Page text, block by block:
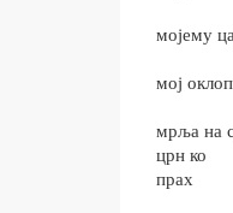
мојему
мој
мрља на
црн ко
прах